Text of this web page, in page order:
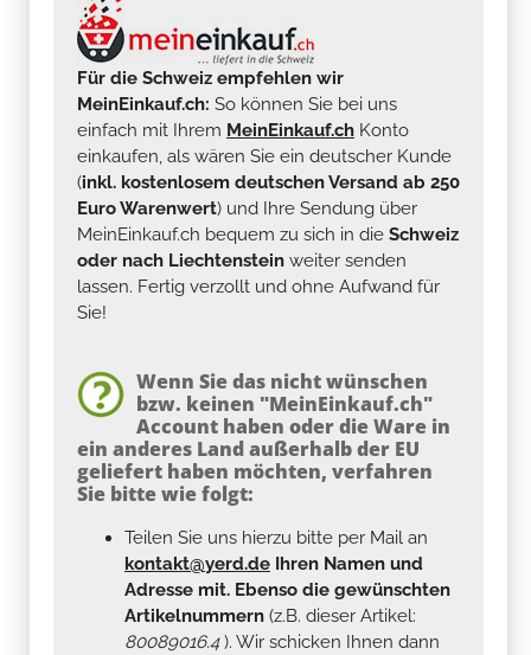
Für die Schweiz empfehlen wir
MeinEinkauf.ch: So können Sie bei uns
einfach mit Ihrem MeinEinkauf.ch Konto
einkaufen, als wären Sie ein deutscher Kunde
(inkl. kostenlosem deutschen Versand ab 250
Euro Warenwert) und Ihre Sendung über
MeinEinkauf.ch bequem zu sich in die Schweiz
oder nach Liechtenstein weiter senden
lassen. Fertig verzollt und ohne Aufwand für
Sie!
Wenn Sie das nicht wünschen
bzw. keinen "MeinEinkauf.ch"
Account haben oder die Ware in
ein anderes Land außerhalb der EU
geliefert haben möchten, verfahren
Sie bitte wie folgt:
Teilen Sie uns hierzu bitte per Mail an
kontakt@yerd.de Ihren Namen und
Adresse mit. Ebenso die gewünschten
Artikelnummern (z.B. dieser Artikel:
80089016.4). Wir schicken Ihnen dann